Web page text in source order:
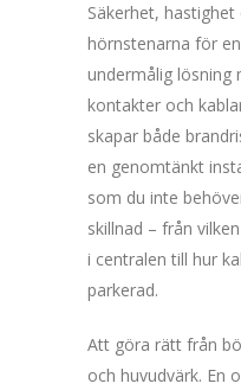
Säkerhet,
hörnstenarna för
undermålig lösning
kontakter och
skapar både
en genomtänkt
som du inte
skillnad – från
i centralen till hur
parkerad.
Att göra rätt från
och huvudvärk. En